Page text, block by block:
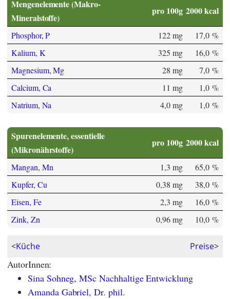
Mengenelemente (Makro-
Mineralstoffe)
pro 100g 2000 kcal
Phosphor, P 122 mg
17,0 %
Kalium, K
325 mg
16,0 %
Magnesium, Mg
28 mg
7,0 %
Calcium, Ca
11 mg
1,0 %
Natrium, Na
4,0 mg 1,0 %
Spurenelemente, essentielle
(Mikronährstoffe)
pro 100g 2000 kcal
Mangan, Mn 1,3 mg
65,0 %
Kupfer, Cu
0,38 mg
38,0 %
Eisen, Fe
2,3 mg
16,0 %
Zink, Zn
0,96 mg 10,0 %
<Küche Preise>
AutorInnen:
Sina Sohneg, MSc Nachhaltige Entwicklung
Amanda Gabriel, Dr. phil.